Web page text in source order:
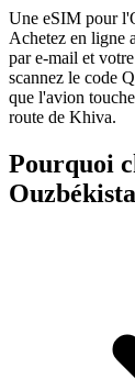
Une eSIM pour
Achetez en ligne
par e-mail et
scannez le code
que l'avion
route de Khiva.
Pourquoi